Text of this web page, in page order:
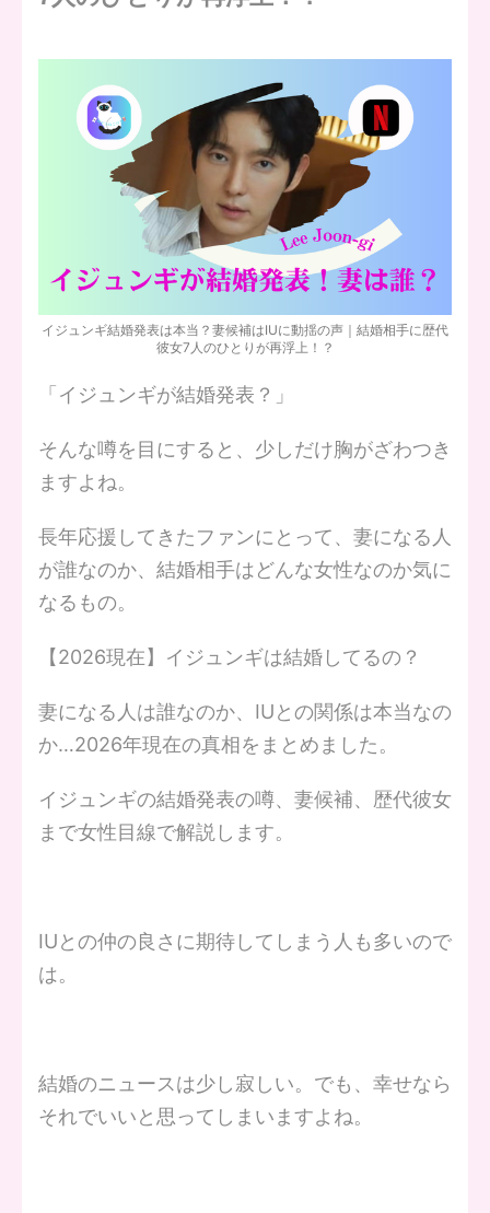
イジュンギ結婚発表は本当？妻候補はIUに動揺の声｜結婚相手に歴代
彼女7人のひとりが再浮上！？
「イジュンギが結婚発表？」
そんな噂を目にすると、少しだけ胸がざわつき
ますよね。
長年応援してきたファンにとって、妻になる人
が誰なのか、結婚相手はどんな女性なのか気に
なるもの。
【2026現在】イジュンギは結婚してるの？
妻になる人は誰なのか、IUとの関係は本当なの
か…2026年現在の真相をまとめました。
イジュンギの結婚発表の噂、妻候補、歴代彼女
まで女性目線で解説します。
IUとの仲の良さに期待してしまう人も多いので
は。
結婚のニュースは少し寂しい。でも、幸せなら
それでいいと思ってしまいますよね。